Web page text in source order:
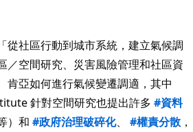
從社區行動到城市系統，建立氣候調
／空間研究、災害風險管理和社區資
肯亞如何進行氣候變遷調適，其中
針對空間研究也提出許多 #資料
）和 #政府治理破碎化、 #權責分散 ，